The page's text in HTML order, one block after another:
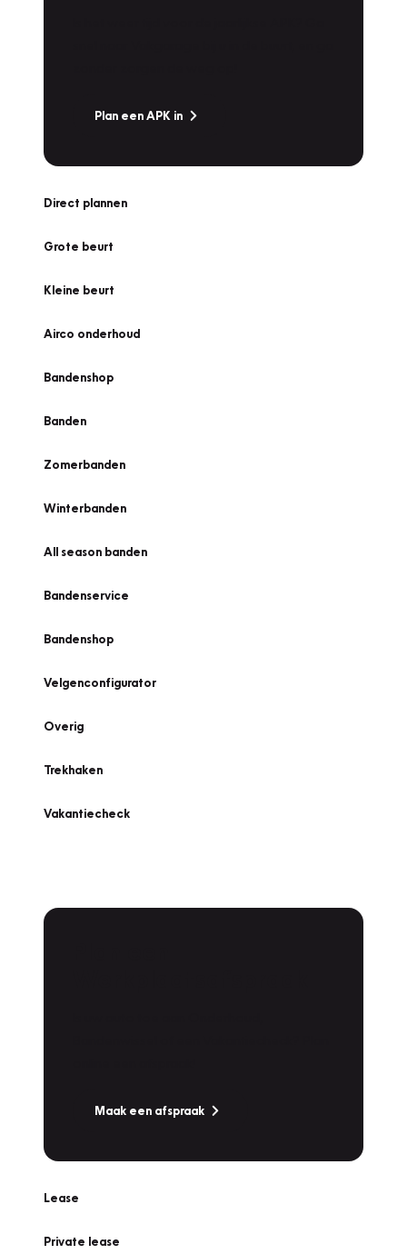
Plan een APK in
Direct plannen
Grote beurt
Kleine beurt
Airco onderhoud
Bandenshop
Banden
Zomerbanden
Winterbanden
All season banden
Bandenservice
Bandenshop
Velgenconfigurator
Overig
Trekhaken
Vakantiecheck
Maak een afspraak
Lease
Private lease